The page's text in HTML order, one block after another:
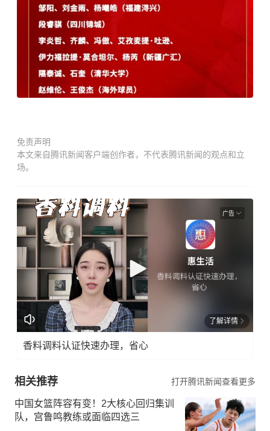
免责声明
本文来自腾讯新闻客户端创作者，不代表腾讯新闻的观点和立
场。
广告
了解详情
香料调料认证快速办理，省心
相关推荐 打开腾讯新闻查看更多
中国女篮阵容有变！2大核心回归集训
队，宫鲁鸣教练或面临四选三